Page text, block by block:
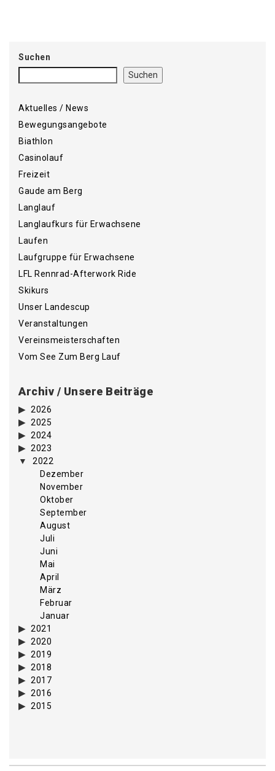
Suchen
Suchen
Aktuelles / News
Bewegungsangebote
Biathlon
Casinolauf
Freizeit
Gaude am Berg
Langlauf
Langlaufkurs für Erwachsene
Laufen
Laufgruppe für Erwachsene
LFL Rennrad-Afterwork Ride
Skikurs
Unser Landescup
Veranstaltungen
Vereinsmeisterschaften
Vom See Zum Berg Lauf
Archiv / Unsere Beiträge
2026
2025
2024
2023
2022
Dezember
November
Oktober
September
August
Juli
Juni
Mai
April
März
Februar
Januar
2021
2020
2019
2018
2017
2016
2015